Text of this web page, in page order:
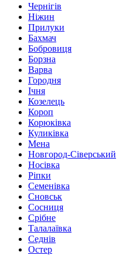
Чернігів
Ніжин
Прилуки
Бахмач
Бобровиця
Борзна
Варва
Городня
Ічня
Козелець
Короп
Корюківка
Куликівка
Мена
Новгород-Сіверський
Носівка
Ріпки
Семенівка
Сновськ
Сосниця
Срібне
Талалаївка
Седнів
Остер